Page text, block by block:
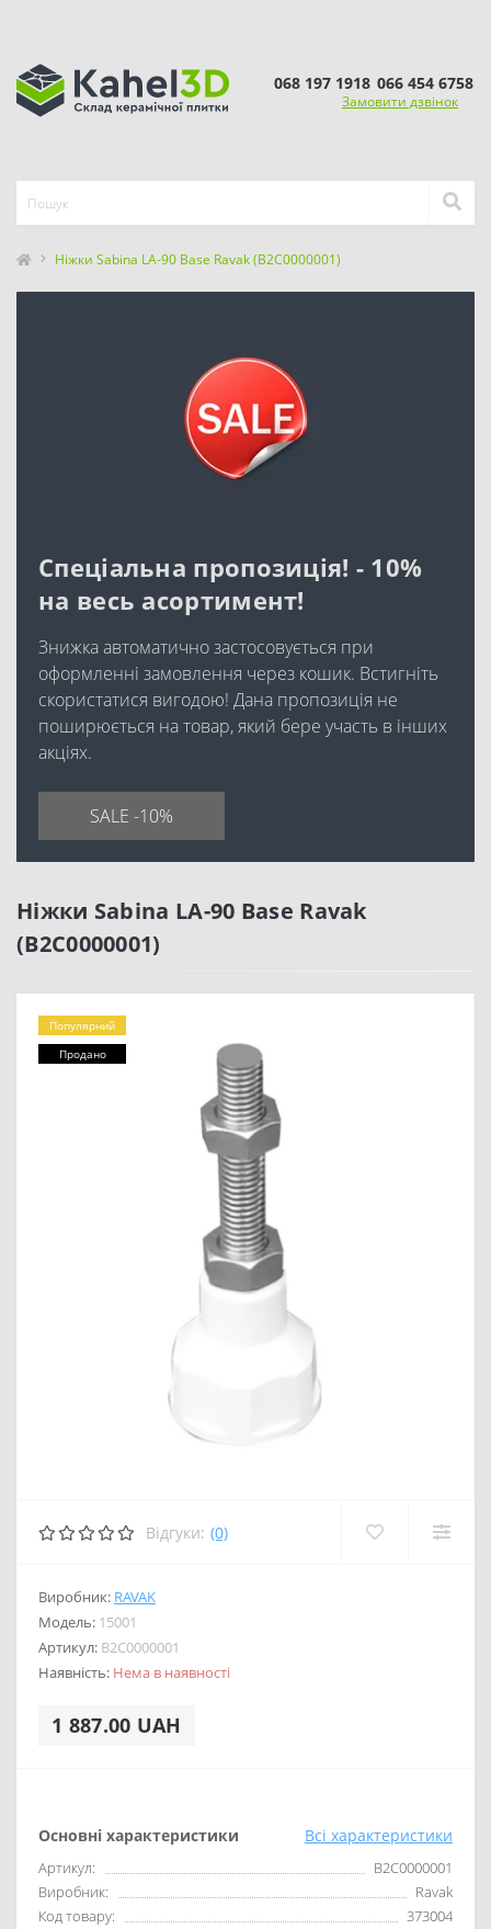
068 197 1918 066 454 6758
Замовити дзвінок
Ніжки Sabina LA-90 Base Ravak (B2C0000001)
Спеціальна пропозиція! - 10%
на весь асортимент!
Знижка автоматично застосовується при
оформленні замовлення через кошик. Встигніть
скористатися вигодою! Дана пропозиція не
поширюється на товар, який бере участь в інших
акціях.
SALE -10%
Ніжки Sabina LA-90 Base Ravak
(B2C0000001)
Популярний
Продано
Відгуки: (0)
Виробник: RAVAK
Модель: 15001
Артикул: B2C0000001
Наявність: Нема в наявності
1 887.00 UAH
Основні характеристики Всі характеристики
Артикул:
B2C0000001
Виробник:
Ravak
Код товару:
373004